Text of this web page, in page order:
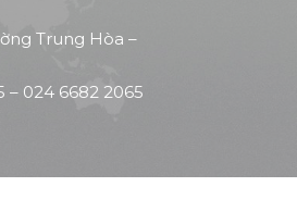
Trung Hòa –
– 024 6682 2065